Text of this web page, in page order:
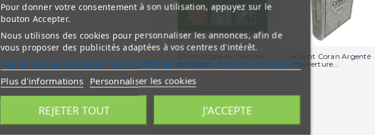
de l'islam...
Le Saint Coran Argenté
- Couverture...
Pour donner votre consentement à son utilisation, appuyez sur le
bouton Accepter.
Nous utilisons des cookies pour personnaliser les annonces, afin de
vous proposer des publicités adaptées à vos centres d'intérêt.
site de Google concernant la confidentialité et les conditions d'utilisation
Plus d'informations Personnaliser les cookies
REJETER TOUT J'ACCEPTE